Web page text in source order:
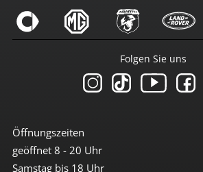
Öffnungszeiten
geöffnet 8 - 20 Uhr
Samstag bis 18 Uhr
Folgen Sie uns